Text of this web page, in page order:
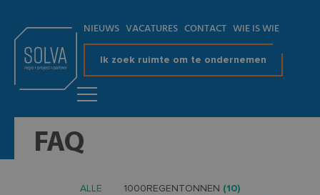
NIEUWS VACATURES CONTACT WIE IS WIE
Ik zoek ruimte om te ondernemen
FAQ
ALLE 1000REGENTONNEN (10)